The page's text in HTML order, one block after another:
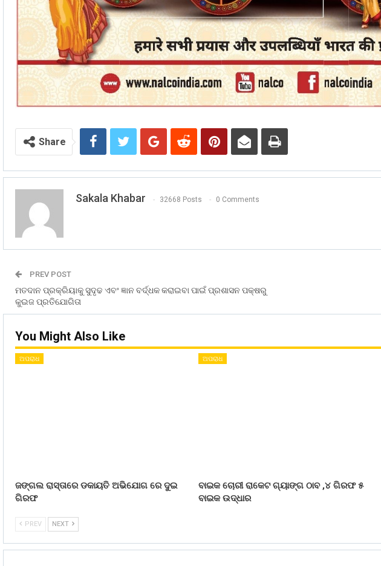
Share
Sakala Khabar 32668 Posts 0 Comments
PREV POST
ମତଦାନ ପ୍ରକ୍ରିୟାକୁ ସୁଦୃଢ ଏବଂ ଜ୍ଞାନ ବର୍ଦ୍ଧକ କରାଇବା ପାଇଁ ପ୍ରଶାସନ ପକ୍ଷରୁ
କୁଇଜ ପ୍ରତିଯୋଗିତା
You Might Also Like
ଅପରାଧ
ଜଙ୍ଗଲ ରାସ୍ତାରେ ଡକାୟତି ଅଭିଯୋଗ ରେ ଦୁଇ
ଗିରଫ
ଅପରାଧ
ବାଇକ ଚୋରୀ ରାକେଟ ଗ୍ୟାଙ୍ଗ ଠାବ ,୪ ଗିରଫ ୫
ବାଇକ ଉଦ୍ଧାର
PREV NEXT